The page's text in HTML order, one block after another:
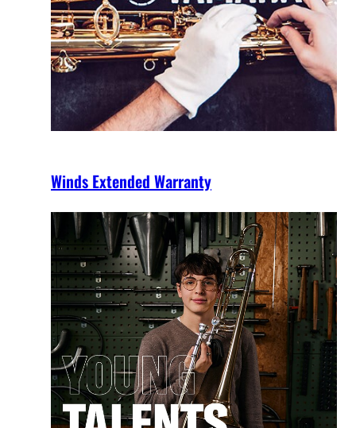
Winds Extended Warranty